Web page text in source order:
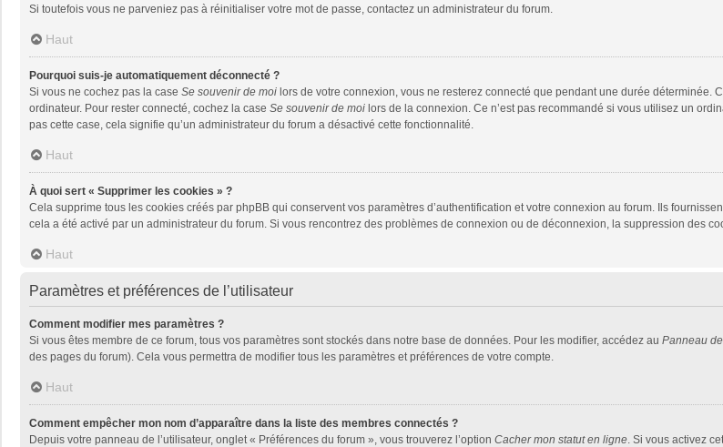
Si toutefois vous ne parveniez pas à réinitialiser votre mot de passe, contactez un administrateur du forum.
Haut
Pourquoi suis-je automatiquement déconnecté ?
Si vous ne cochez pas la case Se souvenir de moi lors de votre connexion, vous ne resterez connecté que pendant une durée déterminée.
ordinateur. Pour rester connecté, cochez la case Se souvenir de moi lors de la connexion. Ce n’est pas recommandé si vous utilisez un
pas cette case, cela signifie qu’un administrateur du forum a désactivé cette fonctionnalité.
Haut
À quoi sert « Supprimer les cookies » ?
Cela supprime tous les cookies créés par phpBB qui conservent vos paramètres d’authentification et votre connexion au forum. Ils
cela a été activé par un administrateur du forum. Si vous rencontrez des problèmes de connexion ou de déconnexion, la suppression des
Haut
Paramètres et préférences de l’utilisateur
Comment modifier mes paramètres ?
Si vous êtes membre de ce forum, tous vos paramètres sont stockés dans notre base de données. Pour les modifier, accédez au Panneau
des pages du forum). Cela vous permettra de modifier tous les paramètres et préférences de votre compte.
Haut
Comment empêcher mon nom d’apparaître dans la liste des membres connectés ?
Depuis votre panneau de l’utilisateur, onglet « Préférences du forum », vous trouverez l’option Cacher mon statut en ligne. Si vous activez